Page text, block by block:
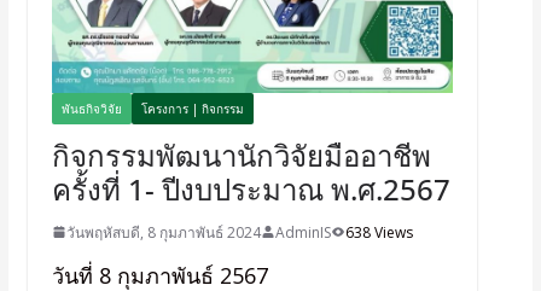
พันธกิจวิจัย โครงการ | กิจกรรม
กิจกรรมพัฒนานักวิจัยมืออาชีพ
ครั้งที่ 1- ปีงบประมาณ พ.ศ.2567
วันพฤหัสบดี, 8 กุมภาพันธ์ 2024 AdminIS 638 Views
วันที่ 8 กุมภาพันธ์ 2567